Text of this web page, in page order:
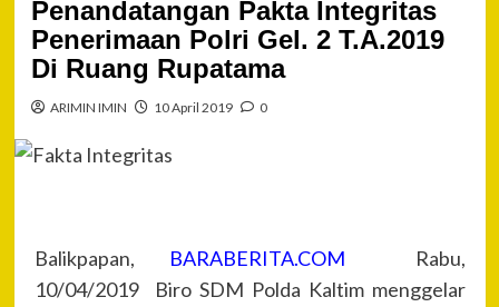
Penandatangan Pakta Integritas
Penerimaan Polri Gel. 2 T.A.2019
Di Ruang Rupatama
ARIMIN IMIN 10 April 2019 0
Balikpapan, BARABERITA.COM
Rabu,
10/04/2019 Biro SDM Polda Kaltim menggelar